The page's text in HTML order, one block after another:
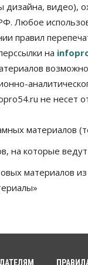
видео),
Любое
правил
на
не несет
материалов
на которые ведут
материалов